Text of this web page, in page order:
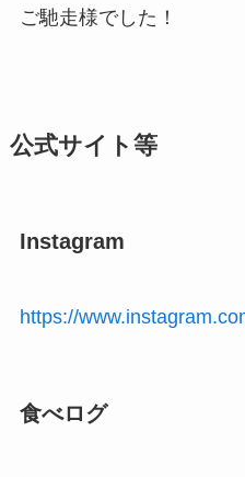
ご馳走様でした！
公式サイト等
Instagram
https://
食べログ